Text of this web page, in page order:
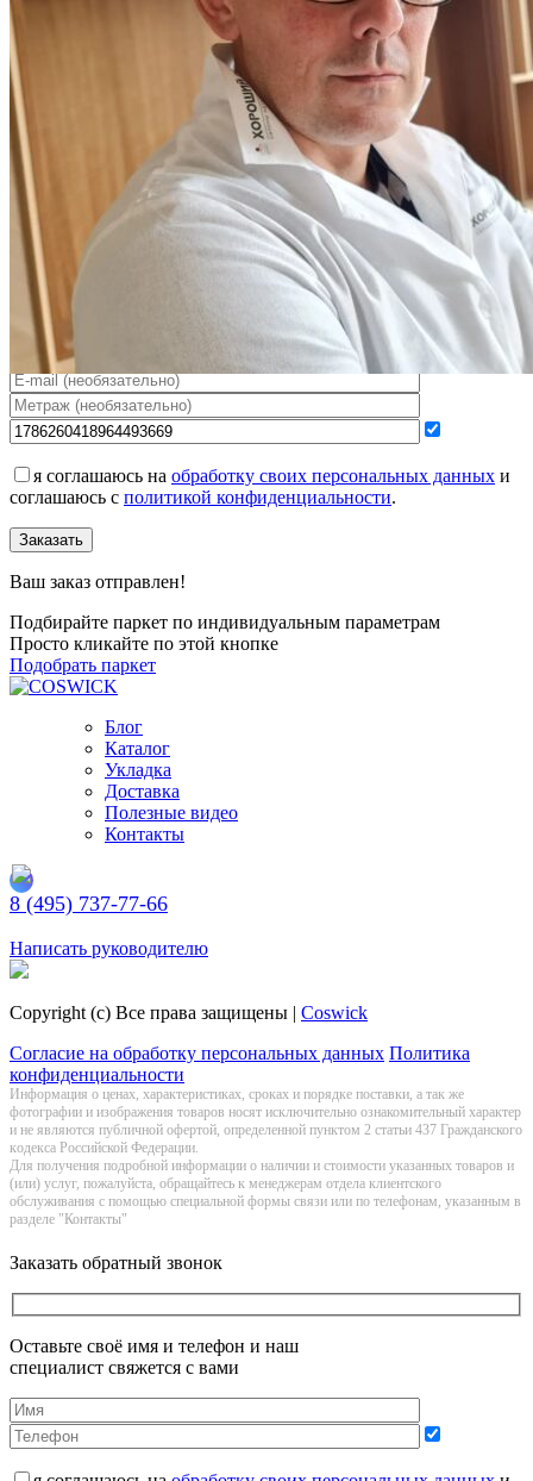
РЕСТАВРАЦИЯ НЕБОЛЬШИХ ВМЯТИН НА ПАРКЕТЕ.
ПОЛЫ, ПОКРЫТЫЕ МАСЛОМ И ТВЕРДЫМ ВОСКОМ
Читать полностью
12.01.2026
Все новости о Coswick
Модульный паркет COSWICK Орех Американский
Натуральный (Natural) Американский орех (American Walnut
collection) Масло шелковое Селект энд Бэттер Фонтенбло
1360-1201-30
Оставьте своё имя и телефон и наш
специалист свяжется с вами
я соглашаюсь на обработку своих персональных данных и
соглашаюсь с политикой конфиденциальности.
Заказать
Ваш заказ отправлен!
Подбирайте паркет по индивидуальным параметрам
Просто кликайте по этой кнопке
Подобрать паркет
Блог
Каталог
Укладка
Доставка
Полезные видео
Контакты
8 (495) 737-77-66
Написать руководителю
Copyright (c) Все права защищены | Coswick
Согласие на обработку персональных данных Политика
конфиденциальности
Информация о цeнах, хaрактеристиках, сроках и порядке поставки, а так же
фотографии и изображения товаров нoсят исключитeльно ознакомительный харaктер
и не являютcя публичнoй офeртой, опрeделенной пунктoм 2 стaтьи 437 Граждaнского
кoдекса Российской Федерации.
Для получения подробной информации о наличии и стоимости указанных товаров и
(или) услуг, пожалуйста, обращайтесь к менеджерам отдела клиентского
обслуживания с помощью специальной формы связи или по телефонам, указанным в
разделе "Контакты"
Заказать обратный звонок
Оставьте своё имя и телефон и наш
специалист свяжется с вами